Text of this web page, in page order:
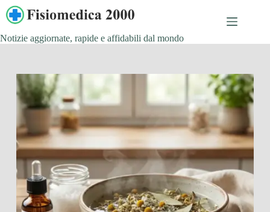
Salta
contenuto
Notizie aggiornate, rapide e affidabili dal mondo